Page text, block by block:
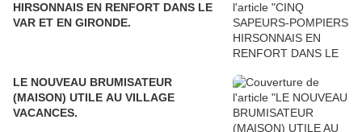
HIRSONNAIS EN RENFORT DANS LE
VAR ET EN GIRONDE.
LE NOUVEAU BRUMISATEUR
(MAISON) UTILE AU VILLAGE
VACANCES.